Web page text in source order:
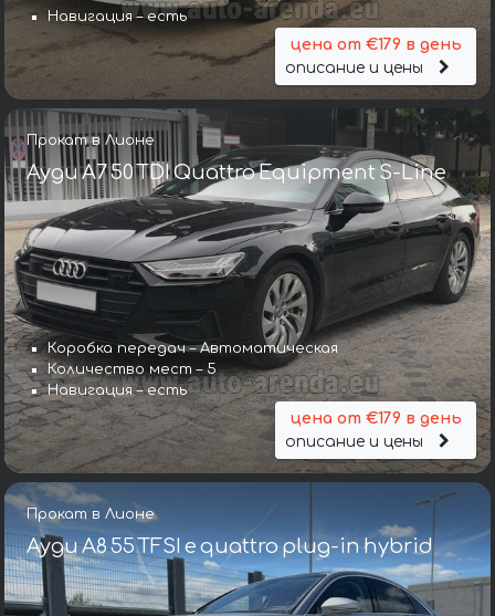
Навигация – есть
цена от €179 в день
описание и цены
Прокат в Лионе
Ауди A7 50 TDI Quattro Equipment S-Line
Коробка передач – Автоматическая
Количество мест – 5
Навигация – есть
цена от €179 в день
описание и цены
Прокат в Лионе
Ауди A8 55 TFSI e quattro plug-in hybrid